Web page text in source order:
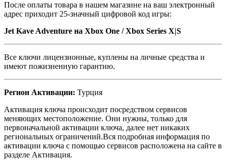
После оплаты товара в нашем магазине на ваш электронный
адрес приходит 25-значный цифровой код игры:
Jet Kave Adventure на Xbox One / Xbox Series X|S
Все ключи лицензионные, куплены на личные средства и
имеют пожизненную гарантию.
Регион Активации: Турция
Активация ключа происходит посредством сервисов
меняющих местоположение. Они нужны, только для
первоначальной активации ключа, далее нет никаких
региональных ограничений.Вся подробная информация по
активации ключа с помощью сервисов расположена на сайте в
разделе Активация.